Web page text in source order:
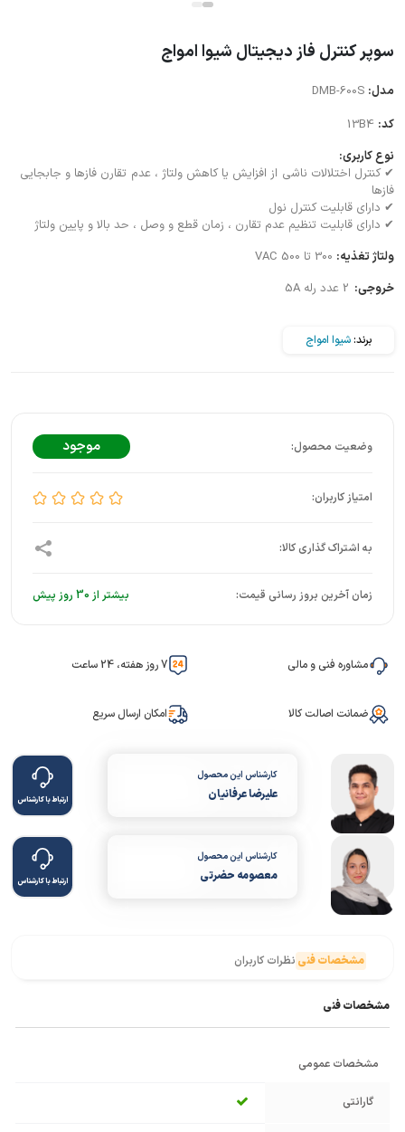
سوپر کنترل فاز دیجیتال شیوا امواج
مدل: DMB-600S
کد:
نوع کاربری:
✔ کنترل اختلالات ناشی از افزایش یا کاهش ولتاژ ، عدم تقارن فازها و جابجایی
فازها
✔ دارای قابلیت کنترل نول
✔ دارای قابلیت تنظیم عدم تقارن ، زمان قطع و وصل ، حد بالا و پایین ولتاژ
ولتاژ تغذیه:
خروجی:
برند:شیوا امواج
موجود
زمان آخرین بروز رسانی قیمت: بیشتر از 30 روز پیش
مشاوره فنی و مالی 7 روز هفته، 24 ساعت
ضمانت اصالت کالا امکان ارسال سریع
کارشناس این محصول
علیرضا عرفانیان ارتباط با کارشناس
کارشناس این محصول
معصومه حضرتی ارتباط با کارشناس
مشخصات فنی نظرات کاربران
مشخصات فنی
مشخصات عمومی
گارانتی